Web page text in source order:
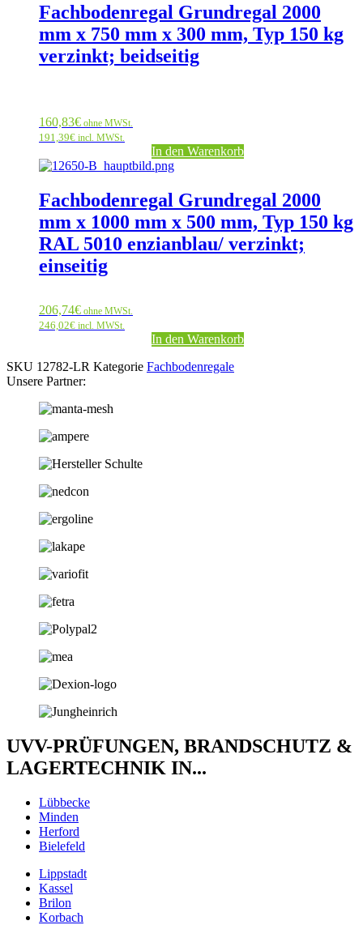
Fachbodenregal Grundregal 2000
mm x 750 mm x 300 mm, Typ 150 kg
verzinkt; beidseitig
160,83€ ohne MWSt.
191,39€ incl. MWSt.
In den Warenkorb
Fachbodenregal Grundregal 2000
mm x 1000 mm x 500 mm, Typ 150 kg
RAL 5010 enzianblau/ verzinkt;
einseitig
206,74€ ohne MWSt.
246,02€ incl. MWSt.
In den Warenkorb
SKU 12782-LR Kategorie Fachbodenregale
Unsere Partner:
UVV-PRÜFUNGEN, BRANDSCHUTZ &
LAGERTECHNIK IN...
Lübbecke
Minden
Herford
Bielefeld
Lippstadt
Kassel
Brilon
Korbach